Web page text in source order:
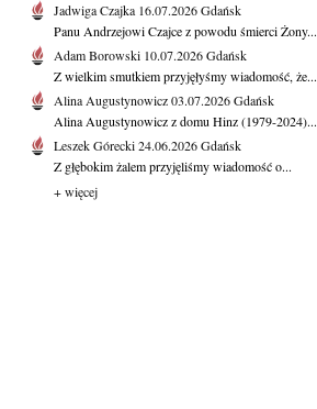
Jadwiga Czajka 16.07.2026Gdańsk
Panu Andrzejowi Czajce z powodu śmierci Żony...
Adam Borowski 10.07.2026Gdańsk
Z wielkim smutkiem przyjęłyśmy wiadomość, że...
Alina Augustynowicz03.07.2026Gdańsk
Alina Augustynowicz z domu Hinz (1979-2024)...
Leszek Górecki24.06.2026Gdańsk
Z głębokim żalem przyjęliśmy wiadomość o...
+ więcej